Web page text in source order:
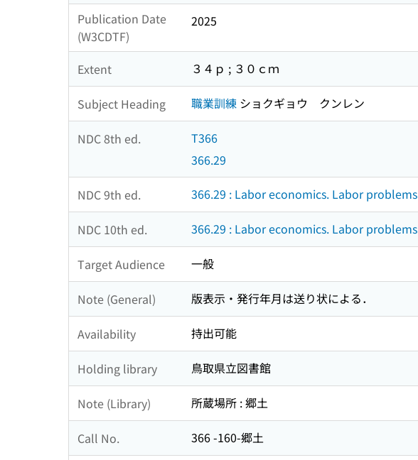
Publication Date
(W3CDTF)
2025
Extent ３４ｐ ; ３０ｃｍ
Subject Heading 職業訓練 ショクギョウ クンレン
NDC 8th ed.
T366
366.29
NDC 9th ed. 366.29 : Labor economics. Labor problems
NDC 10th ed. 366.29 : Labor economics. Labor problems
Target Audience 一般
Note (General) 版表示・発行年月は送り状による．
Availability 持出可能
Holding library 鳥取県立図書館
Note (Library) 所蔵場所 : 郷土
Call No.
366 -160-郷土